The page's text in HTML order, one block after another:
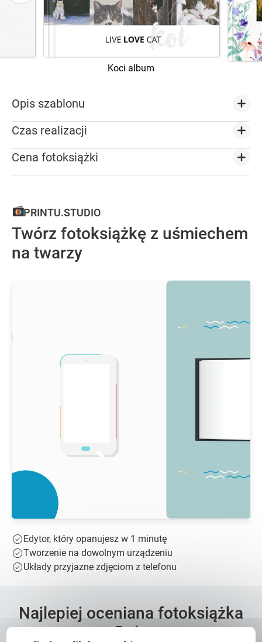
Koci album
Opis szablonu
Czas realizacji
Cena fotoksiążki
PRINTU.STUDIO
Twórz fotoksiążkę z uśmiechem
na twarzy
Edytor, który opanujesz w 1 minutę
Tworzenie na dowolnym urządzeniu
Układy przyjazne zdjęciom z telefonu
Najlepiej oceniana fotoksiążka
w Polsce